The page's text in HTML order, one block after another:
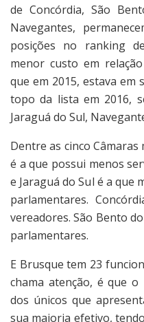
de Concórdia, São
Navegantes,
posições no ranking
menor custo em
que em 2015, estava
topo da lista em 2016,
Jaraguá do Sul,
Dentre as cinco
é a que possui menos
e Jaraguá do Sul é a que
parlamentares.
vereadores. São Bento
parlamentares.
E Brusque tem 23
chama atenção, é que
dos únicos que
sua maioria efetivo,